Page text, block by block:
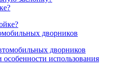
дворников
использования